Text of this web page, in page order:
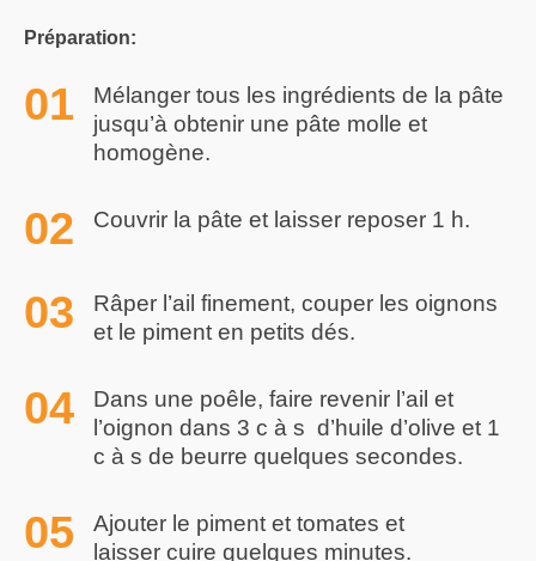
Préparation:
Mélanger tous les ingrédients de la pâte
jusqu’à obtenir une pâte molle et
homogène.
Couvrir la pâte et laisser reposer 1 h.
Râper l’ail finement, couper les oignons
et le piment en petits dés.
Dans une poêle, faire revenir l’ail et
l’oignon dans 3 c à s d’huile d’olive et 1
c à s de beurre quelques secondes.
Ajouter le piment et tomates et
laisser cuire quelques minutes.